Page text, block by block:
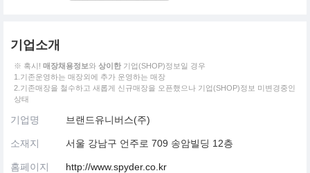
기업소개
※ 혹시! 매장채용정보와 상이한 기업(SHOP)정보일 경우
1.기존운영하는 매장외에 추가 운영하는 매장
2.기존매장을 철수하고 새롭게 신규매장을 오픈했으나 기업(SHOP)정보 미변경중인
상태
기업명 브랜드유니버스(주)
소재지 서울 강남구 언주로 709 송암빌딩 12층
홈페이지 http://www.spyder.co.kr